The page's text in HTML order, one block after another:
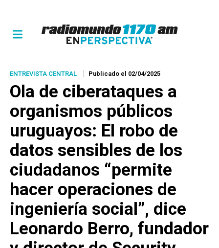
ENTREVISTA CENTRAL Publicado el 02/04/2025
Ola de ciberataques a
organismos públicos
uruguayos: El robo de
datos sensibles de los
ciudadanos “permite
hacer operaciones de
ingeniería social”, dice
Leonardo Berro, fundador